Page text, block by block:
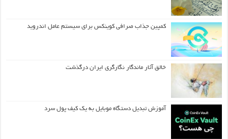
کمپین جذاب صرافی کوینکس برای سیستم عامل اندروید
خالق آثار ماندگار نگارگری ایران درگذشت
آموزش تبدیل دستگاه موبایل به یک کیف‌ پول سرد